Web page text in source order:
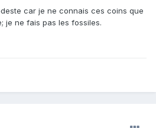
car je ne connais ces coins que
je ne fais pas les fossiles.